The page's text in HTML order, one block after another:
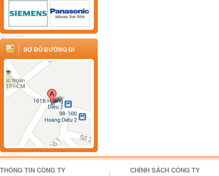
SƠ ĐỒ ĐƯỜNG ĐI
THÔNG TIN CÔNG TY CHÍNH SÁCH CÔNG TY